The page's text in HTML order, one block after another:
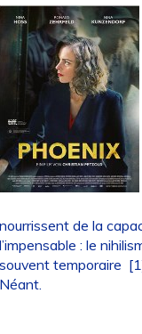
de la
: le
temporaire